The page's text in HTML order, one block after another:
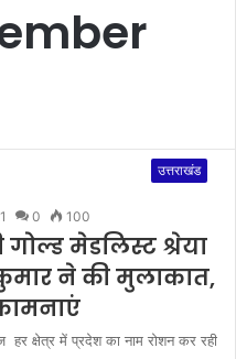
उत्तराखंड
0 100
गोल्ड मेडलिस्ट श्रेया
ने की मुलाकात,
हर क्षेत्र में प्रदेश का नाम रोशन कर रही